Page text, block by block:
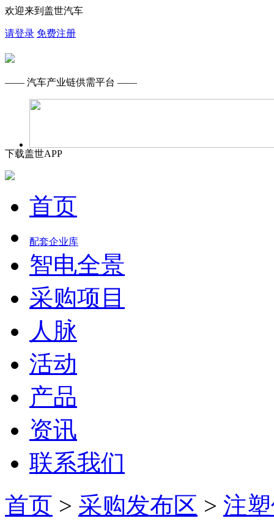
欢迎来到盖世汽车
请登录 免费注册
—— 汽车产业链供需平台 ——
下载盖世APP
首页
配套企业库
智电全景
采购项目
人脉
活动
产品
资讯
联系我们
首页 > 采购发布区 > 注